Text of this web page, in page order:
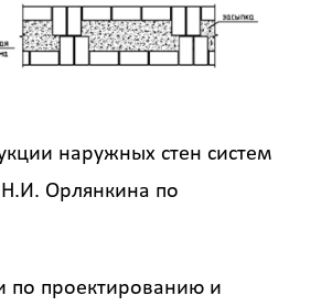
наружных стен систем
Орлянкина по
по проектированию и